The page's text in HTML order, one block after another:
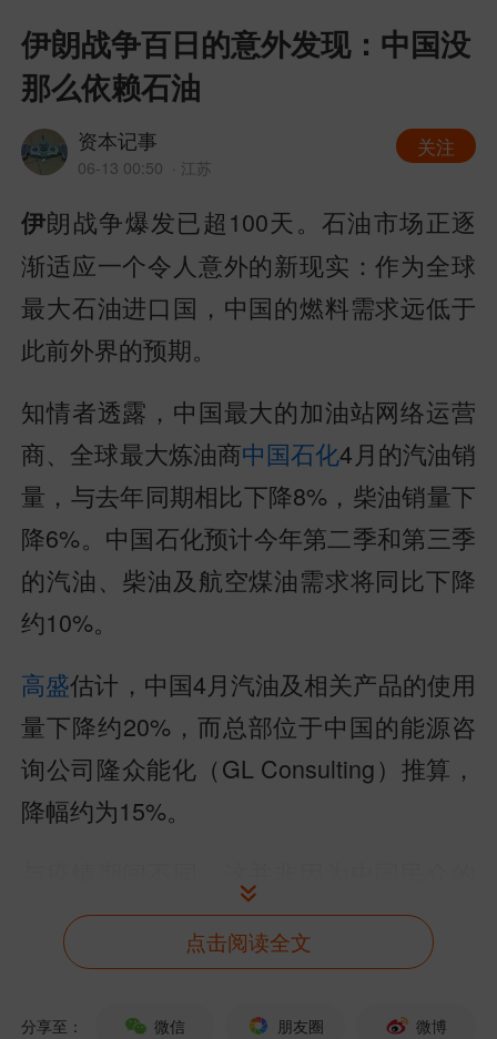
伊朗战争百日的意外发现：中国没
那么依赖石油
资本记事
06-13 00:50 · 江苏
关注
伊朗战争爆发已超100天。石油市场正逐
渐适应一个令人意外的新现实：作为全球
最大石油进口国，中国的燃料需求远低于
此前外界的预期。
知情者透露，中国最大的加油站网络运营
商、全球最大炼油商中国石化4月的汽油销
量，与去年同期相比下降8%，柴油销量下
降6%。中国石化预计今年第二季和第三季
的汽油、柴油及航空煤油需求将同比下降
约10%。
高盛估计，中国4月汽油及相关产品的使用
量下降约20%，而总部位于中国的能源咨
询公司隆众能化（GL Consulting）推算，
降幅约为15%。
出行减少，而是他们正在改变出行方式。
交通运输部的数据显示，3月和4月铁路客
点击阅读全文
分享至： 微信 朋友圈 微博